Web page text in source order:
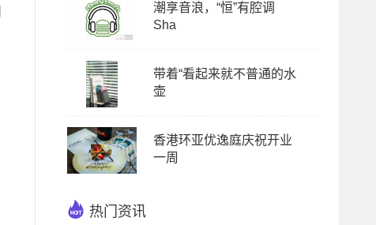
潮享音浪，“恒”有腔调
Sha
带着“看起来就不普通的水
壶
香港环亚优逸庭庆祝开业
一周
热门资讯